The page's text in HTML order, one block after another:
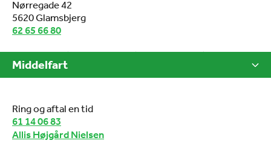
Nørregade 42
5620 Glamsbjerg
62 65 66 80
Middelfart
Ring og aftal en tid
61 14 06 83
Allis Højgård Nielsen